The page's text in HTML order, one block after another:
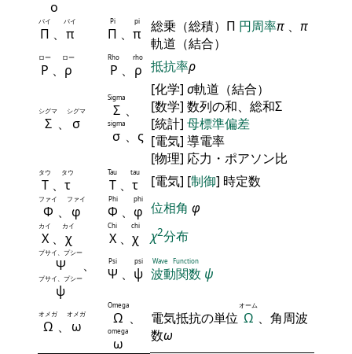
ο
Π
パイ
、 π
パイ
Π
Pi
、 π
pi 総乗（総積）Π 円周率π 、 π
軌道（結合）
Ρ
ロー
、 ρ
ロー
Ρ
Rho
、 ρ
rho
抵抗率ρ
Σ
シグマ
、 σ
シグマ Σ
Sigma
、
σ
sigma
、ς
[化学] σ軌道（結合）
[数学] 数列の和、総和Σ
[統計] 母標準偏差
[電気] 導電率
[物理] 応力・ポアソン比
Τ
タウ
、 τ
タウ
Τ
Tau
、 τ
tau
[電気] [制御] 時定数
Φ
ファイ
、 φ
ファイ
Φ
Phi
、 φ
phi
位相角 φ
Χ
カイ
、 χ
カイ
Χ
Chi
、 χ
chi
χ2分布
Ψ
プサイ、プシー
、
ψ
プサイ、プシー Ψ
Psi
、 ψ
psi
波動関数
Wave Function
ψ
Ω
オメガ
、 ω
オメガ Ω
Omega
、
ω
omega
電気抵抗の単位 Ω
オーム
、角周波
数ω